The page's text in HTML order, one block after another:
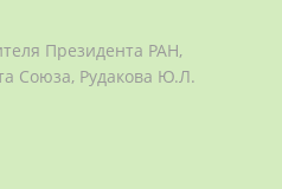
Президента РАН,
Союза, Рудакова Ю.Л.